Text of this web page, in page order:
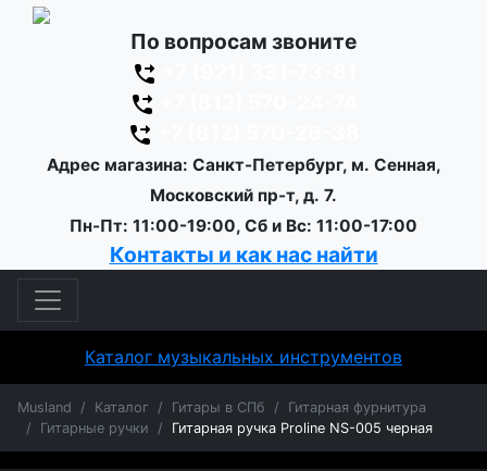
По вопросам звоните
Адрес магазина: Санкт-Петербург, м. Сенная,
Московский пр-т, д. 7.
Пн-Пт: 11:00-19:00, Сб и Вс: 11:00-17:00
Контакты и как нас найти
Каталог музыкальных инструментов
Musland Каталог Гитары в СПб
Гитарная фурнитура
Гитарные ручки
Гитарная ручка Proline NS-005 черная